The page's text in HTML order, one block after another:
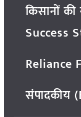
किसानों
Success
Reliance
संपादकीय